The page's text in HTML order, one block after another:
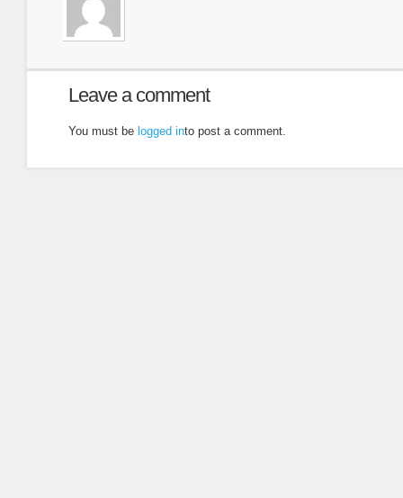
Leave a comment
You must be logged into post a comment.